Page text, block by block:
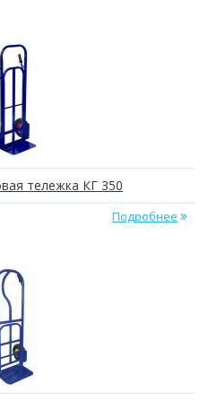
тележка КГ 350
Подробнее